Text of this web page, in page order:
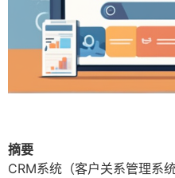
摘要
CRM系统（客户关系管理系